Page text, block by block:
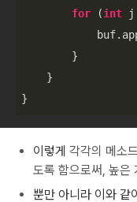
for (int j
        }
    }
}
이렇게 각각의 메소
도록 함으로써, 높은
뿐만 아니라 이와 같